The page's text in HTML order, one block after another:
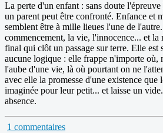
La perte d'un enfant : sans doute
un parent peut être confronté. Enfance et
semblent être à mille lieues l'une de
commencement, la vie, l'innocence... et
final qui clôt un passage sur terre. Elle est
aucune logique : elle frappe n'importe où,
l'aube d'une vie, là où pourtant on ne
avec elle la promesse d'une existence que
imaginée pour leur petit... et laisse un
absence.
1 commentaires